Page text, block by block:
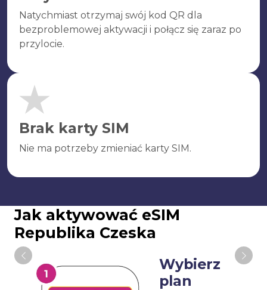
Natychmiast otrzymaj swój kod QR dla
bezproblemowej aktywacji i połącz się zaraz po
przylocie.
Brak karty SIM
Nie ma potrzeby zmieniać karty SIM.
Jak aktywować eSIM
Republika Czeska
Wybierz
plan